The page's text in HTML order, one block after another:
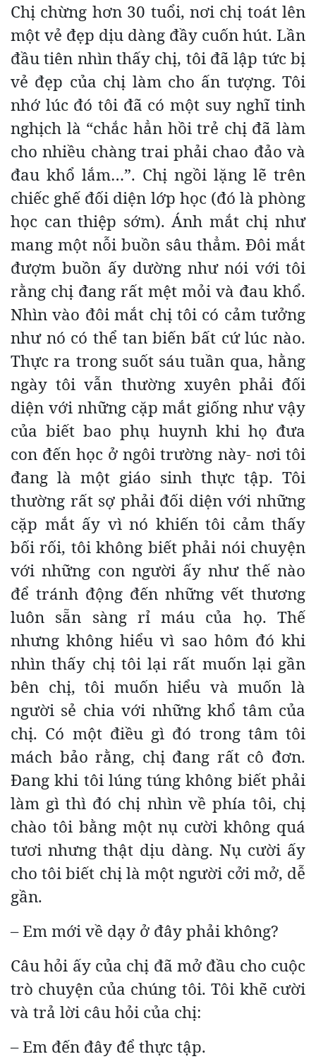
Chị chừng hơn 30 tuổi, nơi chị toát lên
một vẻ đẹp dịu dàng đầy cuốn hút. Lần
đầu tiên nhìn thấy chị, tôi đã lập tức bị
vẻ đẹp của chị làm cho ấn tượng. Tôi
nhớ lúc đó tôi đã có một suy nghĩ tinh
nghịch là “chắc hẳn hồi trẻ chị đã làm
cho nhiều chàng trai phải chao đảo và
đau khổ lắm…”. Chị ngồi lặng lẽ trên
chiếc ghế đối diện lớp học (đó là phòng
học can thiệp sớm). Ánh mắt chị như
mang một nỗi buồn sâu thẳm. Đôi mắt
đượm buồn ấy dường như nói với tôi
rằng chị đang rất mệt mỏi và đau khổ.
Nhìn vào đôi mắt chị tôi có cảm tưởng
như nó có thể tan biến bất cứ lúc nào.
Thực ra trong suốt sáu tuần qua, hằng
ngày tôi vẫn thường xuyên phải đối
diện với những cặp mắt giống như vậy
của biết bao phụ huynh khi họ đưa
con đến học ở ngôi trường này- nơi tôi
đang là một giáo sinh thực tập. Tôi
thường rất sợ phải đối diện với những
cặp mắt ấy vì nó khiến tôi cảm thấy
bối rối, tôi không biết phải nói chuyện
với những con người ấy như thế nào
để tránh động đến những vết thương
luôn sẵn sàng rỉ máu của họ. Thế
nhưng không hiểu vì sao hôm đó khi
nhìn thấy chị tôi lại rất muốn lại gần
bên chị, tôi muốn hiểu và muốn là
người sẻ chia với những khổ tâm của
chị. Có một điều gì đó trong tâm tôi
mách bảo rằng, chị đang rất cô đơn.
Đang khi tôi lúng túng không biết phải
làm gì thì đó chị nhìn về phía tôi, chị
chào tôi bằng một nụ cười không quá
tươi nhưng thật dịu dàng. Nụ cười ấy
cho tôi biết chị là một người cởi mở, dễ
gần.
– Em mới về dạy ở đây phải không?
Câu hỏi ấy của chị đã mở đầu cho cuộc
trò chuyện của chúng tôi. Tôi khẽ cười
và trả lời câu hỏi của chị:
– Em đến đây để thực tập.